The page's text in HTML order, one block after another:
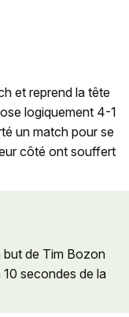
et reprend la tête
logiquement 4-1
un match pour se
côté ont souffert
but de Tim Bozon
secondes de la